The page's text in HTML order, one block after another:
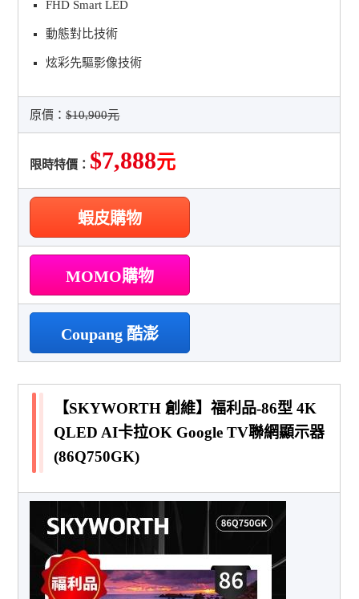
FHD Smart LED
動態對比技術
炫彩先驅影像技術
原價：$10,900元
限時特價： $7,888元
蝦皮購物
MOMO購物
Coupang 酷澎
【SKYWORTH 創維】福利品-86型 4K
QLED AI卡拉OK Google TV聯網顯示器
(86Q750GK)